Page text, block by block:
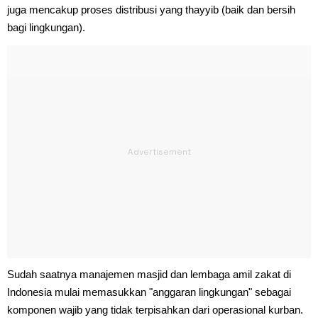
juga mencakup proses distribusi yang thayyib (baik dan bersih
bagi lingkungan).
Sudah saatnya manajemen masjid dan lembaga amil zakat di
Indonesia mulai memasukkan "anggaran lingkungan" sebagai
komponen wajib yang tidak terpisahkan dari operasional kurban.